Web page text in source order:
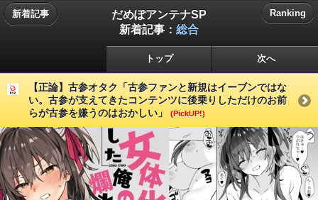
新着記事
だめぽアンテナSP
新着記事： 総合
Ranking
トップ 次へ
【正論】古参オタク「古参ファンと新規はイーブンではな
い。古参が支えてきたコンテンツに後乗りしただけのお前
らが古参を嫌うのはおかしい」
(PickUP!)